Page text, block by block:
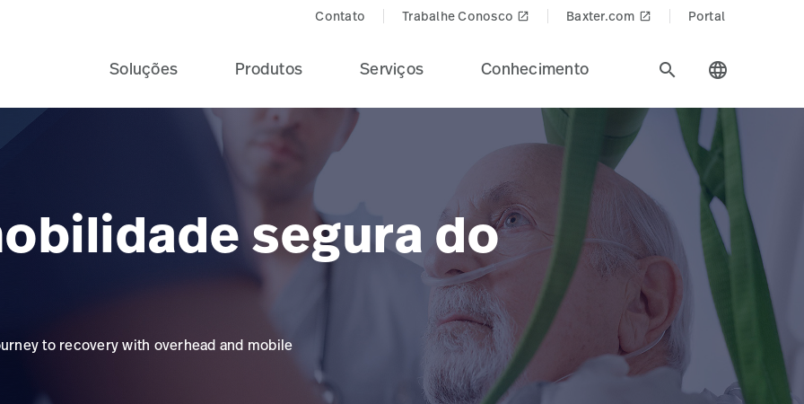
Contato Trabalhe Conosco launch Baxter.com launch Portal
Soluções Produtos Serviços Conhecimento search language
segura do
to recovery with overhead and mobile